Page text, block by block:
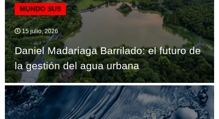
MUNDO SUS
15 julio, 2026
Daniel Madariaga Barrilado: el futuro de
la gestión del agua urbana